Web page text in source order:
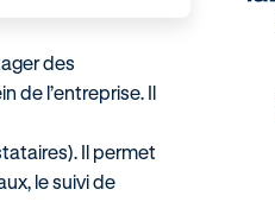
des
l’entreprise. Il
Il permet
le suivi de